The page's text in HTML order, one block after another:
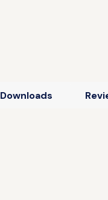
Downloads